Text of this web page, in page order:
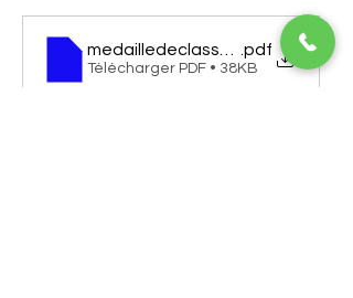
medailledeclassementdu1904
.pdf
Télécharger PDF • 38KB